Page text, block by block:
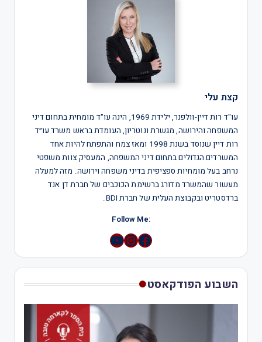
קצת עלי
עו"ד רות דיין-וולפנר, ילידת 1969, הינה עו"ד מומחית בתחום דיני
המשפחה והירושה, מגשרת ונוטריון, העומדת בראש משרד עו״ד
רות דיין שנוסד בשנת 1998 ומאז צמח והתפתח להיות אחד
המשרדים הגדולים בתחום דיני המשפחה, המעסיק צוות משפטי
נרחב בעל מומחיות ספציפית בדיני משפחה וירושה. מזה למעלה
מעשור שהמשרד מדורג ברשימת הכוכבים של חברת דן אנד
ברדסטריט ובקבוצת העלית של חברת BDI.
:Follow Me
Instagram
YouTube
השבוע הפודקאסט